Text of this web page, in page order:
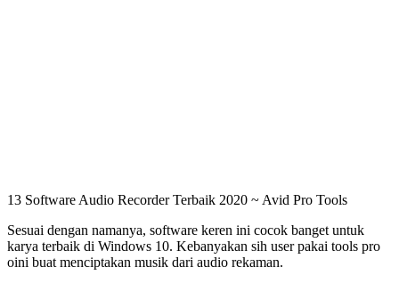
13 Software Audio Recorder Terbaik 2020 ~ Avid Pro Tools
Sesuai dengan namanya, software keren ini cocok banget untuk
karya terbaik di Windows 10. Kebanyakan sih user pakai tools pro
oini buat menciptakan musik dari audio rekaman.